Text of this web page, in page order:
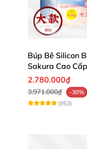
Phần lỗ
phỏng đôi
Công
Búp Bê Silicon
Sakura Cao
2.780.000₫
3.971.000₫
-30%
(953)